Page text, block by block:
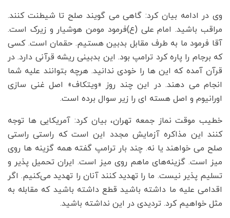
وی در ادامه بیان کرد: گاهی می گویند صلح تا شیطنت کنند.
مراقب باشید. امام علی (ع)فرمود مومن هوشیار و زیرک است.
آقا فرمود ما به طرف مقابل بدبین هستیم. حقمان است. کسی
که برجام را پاره کرد ترامپ بود. این بدبینی ریشه قرآنی دارد. در
قرآن آمده که این ها را خودی ندانید. هرچه بتوانند علیه شما
انجام می دهند. در این چند روز «ویتکاف» اصل غنی سازی
اورانیوم و اصل هسته ای را زیر سوال برده است.
خطیب موقت نماز جمعه تهران، بیان کرد: آمریکایی ها توجه
کنند این مذاکره آزمایش مجدد این است که راستی راستی
صلح می خواهند یا نه. چند بار ترامپ گفته همه گزینه ها روی
میز است. گزینه‌های ماهم روی میز است. ایران تحمیل پذیر و
تسلیم پذیر نیست. ما را تهدید کنند آنان را تهدید می‌کنیم. اگر
اقدامی علیه ما داشته باشید قطع داشته باشید که مقابله به
مثل خواهیم کرد. تردیدی در این نداشته باشید.